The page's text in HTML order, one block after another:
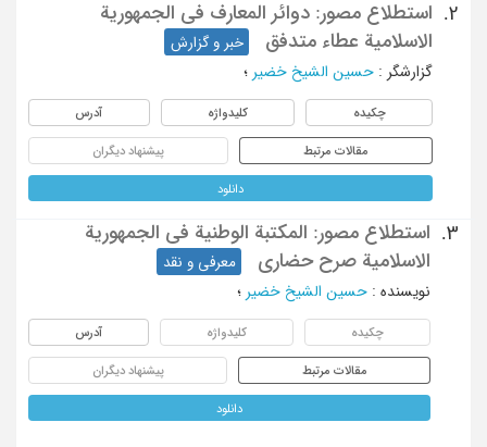
2.
استطلاع مصور: دوائر المعارف فی الجمهوریة
الاسلامیة عطاء متدفق
خبر و گزارش
گزارشگر : حسین الشیخ خضیر ؛
چکیده کلیدواژه آدرس
مقالات مرتبط پیشنهاد دیگران
دانلود
3.
استطلاع مصور: المکتبة الوطنیة فی الجمهوریة
الاسلامیة صرح حضاری
معرفی و نقد
نویسنده : حسین الشیخ خضیر ؛
چکیده کلیدواژه آدرس
مقالات مرتبط پیشنهاد دیگران
دانلود